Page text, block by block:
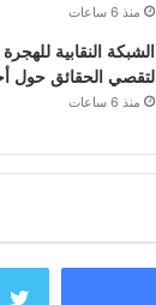
منذ 6 ساعات
الشبكة النقابية
لتقصي الحقائق حول
منذ 6 ساعات